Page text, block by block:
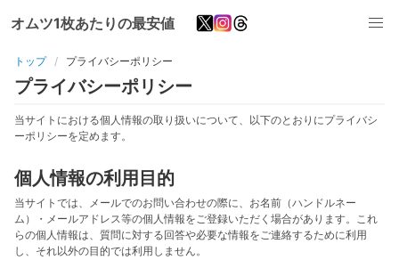
オムツ1枚あたりの最安値
トップ プライバシーポリシー
プライバシーポリシー
当サイトにおける個人情報の取り扱いについて、以下のとおりにプライバシ
ーポリシーを定めます。
個人情報の利用目的
当サイトでは、メールでのお問い合わせの際に、お名前（ハンドルネー
ム）・メールアドレス等の個人情報をご登録いただく場合があります。これ
らの個人情報は、質問に対する回答や必要な情報をご連絡するために利用
し、それ以外の目的では利用しません。